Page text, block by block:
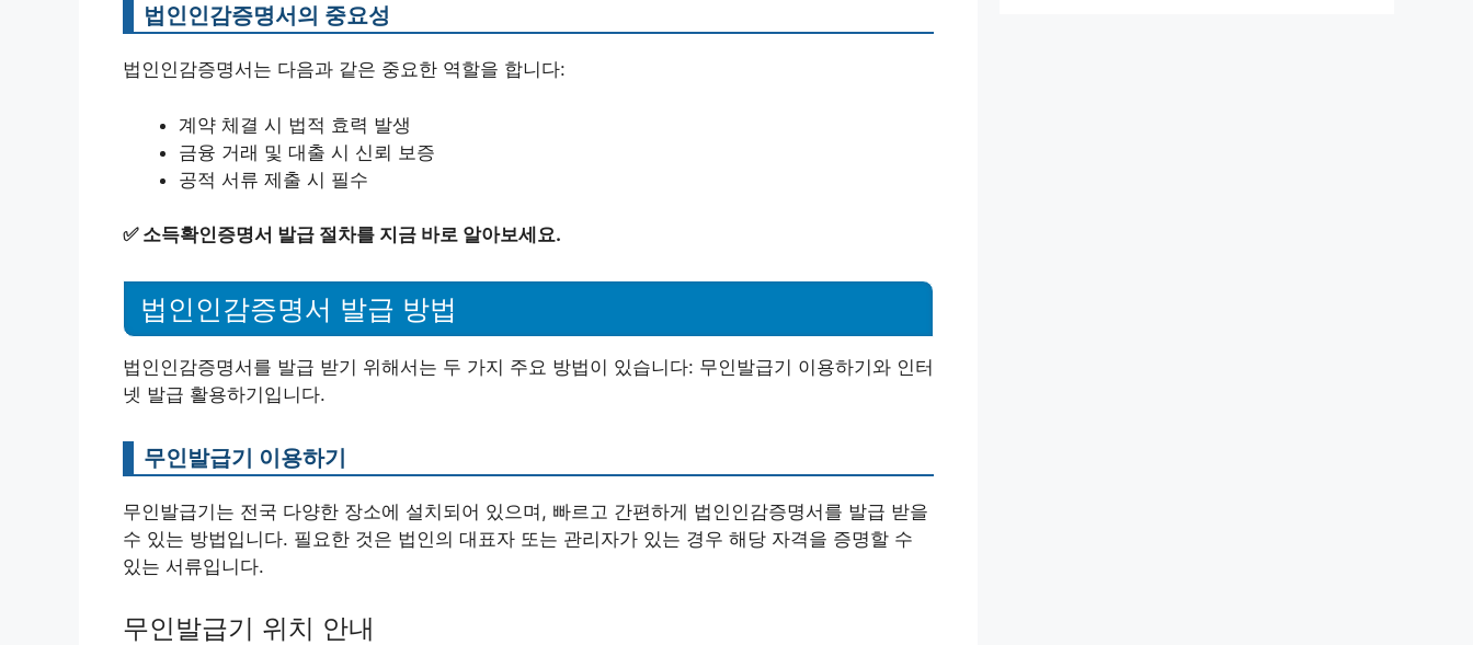
법인인감증명서의 중요성
법인인감증명서는 다음과 같은 중요한 역할을 합니다:
계약 체결 시 법적 효력 발생
금융 거래 및 대출 시 신뢰 보증
공적 서류 제출 시 필수
✅ 소득확인증명서 발급 절차를 지금 바로 알아보세요.
법인인감증명서 발급 방법
법인인감증명서를 발급 받기 위해서는 두 가지 주요 방법이 있습니다: 무인발급기 이용하기와 인터
넷 발급 활용하기입니다.
무인발급기 이용하기
무인발급기는 전국 다양한 장소에 설치되어 있으며, 빠르고 간편하게 법인인감증명서를 발급 받을
수 있는 방법입니다. 필요한 것은 법인의 대표자 또는 관리자가 있는 경우 해당 자격을 증명할 수
있는 서류입니다.
무인발급기 위치 안내